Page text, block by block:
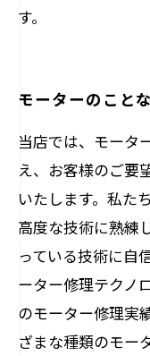
す。
モーターのこと
当店では、モータ
え、お客様のご要
いたします。私た
高度な技術に熟練
っている技術に自
ーター修理テクノ
のモーター修理実
ざまな種類のモー